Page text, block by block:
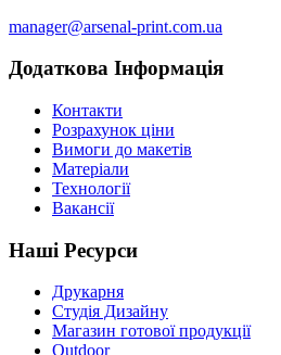
manager@arsenal-print.com.ua
Додаткова Інформація
Контакти
Розрахунок ціни
Вимоги до макетів
Матеріали
Технології
Вакансії
Наші Ресурси
Друкарня
Студія Дизайну
Магазин готової продукції
Outdoor